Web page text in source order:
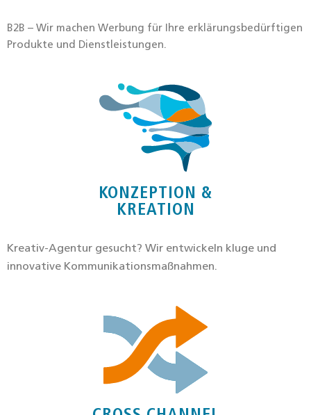
B2B – Wir machen Wer­bung für Ihre erklä­rungs­be­dürf­ti­gen
Pro­duk­te und Dienst­leis­tun­gen.
KONZEPTION &
KREATION
Krea­tiv-Agen­tur gesucht? Wir ent­wi­ckeln klu­ge und
inno­va­ti­ve Kom­mu­ni­ka­ti­ons­maß­nah­men.